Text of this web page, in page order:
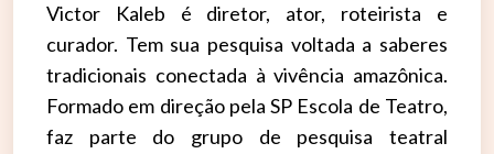
Victor Kaleb é diretor, ator, roteirista e
curador. Tem sua pesquisa voltada a saberes
tradicionais conectada à vivência amazônica.
Formado em direção pela SP Escola de Teatro,
faz parte do grupo de pesquisa teatral